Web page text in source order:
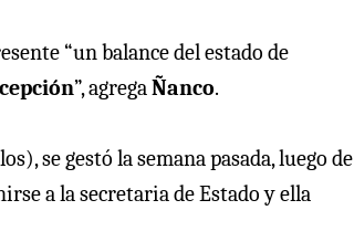
“un balance del estado de
”, agregaÑanco.
se gestó la semana pasada, luego de
a la secretaria de Estado y ella